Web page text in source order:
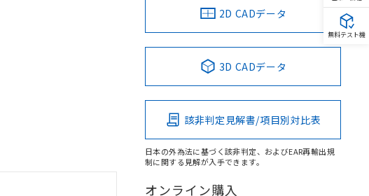
2D CADデータ
3D CADデータ
該非判定見解書/項目別対比表
日本の外為法に基づく該非判定、およびEAR再輸出規
制に関する見解が入手できます。
オンライン購入
無料テスト機